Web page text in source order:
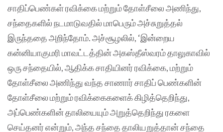
சாதிப்பெண்கள் ரவிக்கை மற்றும் தோள்சீலை அணிந்து,
சந்தைகளில் நடமாடுவதில் மாபெரும் அச்சுறுத்தல்
இருந்ததை அறிந்தோம். அச்சூழலில், ‘இன்றைய
கன்னியாகுமரி மாவட்டத்தின் அகஸ்தீஸ்வரம் தாலுகாவில்
ஒரு சந்தையில், ஆதிக்க சாதியினர் ரவிக்கை, மற்றும்
தோள்சீலை அணிந்து வந்த சாணார் சாதிப் பெண்களின்
தோள்சீலை மற்றும் ரவிக்கைகளைக் கிழித்தெறிந்து,
அப்பெண்களின் தாலியையும் அறுத்தெறிந்து ரகளை
செய்தனர் என்றும், அந்த சந்தை தாலியறுத்தான் சந்தை